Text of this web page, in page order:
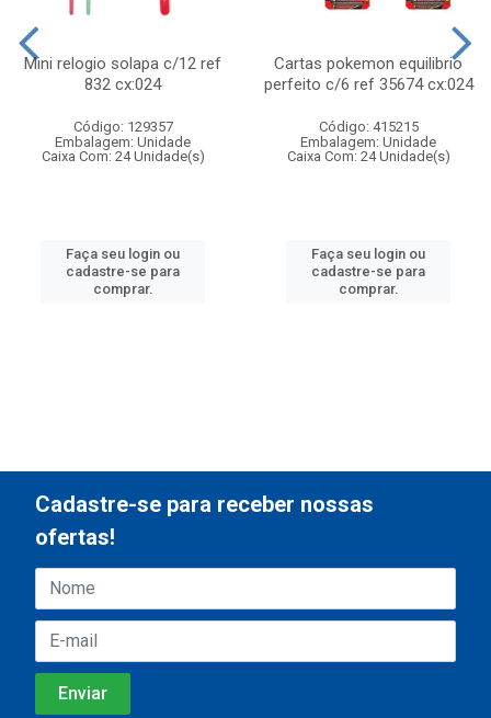
Mini relogio solapa c/12 ref
832 cx:024
Código: 129357
Embalagem: Unidade
Caixa Com: 24 Unidade(s)
Faça seu login ou
cadastre-se para
comprar.
Cartas pokemon equilibrio
perfeito c/6 ref 35674 cx:024
Código: 415215
Embalagem: Unidade
Caixa Com: 24 Unidade(s)
Faça seu login ou
cadastre-se para
comprar.
Cadastre-se para receber nossas
ofertas!